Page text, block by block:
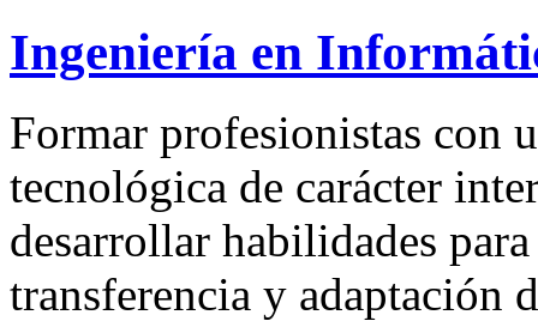
Ingeniería en
Formar profesionistas con
tecnológica de carácter
desarrollar habilidades
transferencia y adaptación